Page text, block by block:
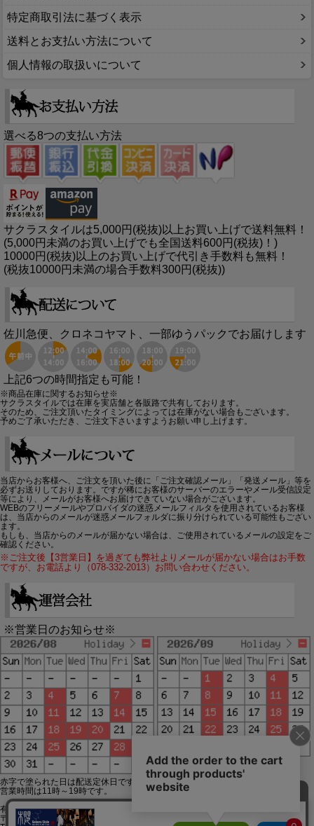
特定商取引法に基づく表示
送料とお支払い方法について
個人情報の取扱いについて
選べる8つの支払い方法
サクラスタイルは5,000円(税抜)以上お買い上げで送料無料！
(5,000円未満のお買い上げでも全国送料600円(税抜)！)
10000円(税抜)以上のお買い上げで代引き手数料も無料！
(税抜10000円未満の場合手数料300円(税抜))
佐川急便、クロネコヤマト、一部ゆうパックでお届けします
上記6つの時間指定も可能！
※商品在庫に関するお知らせ※
サクラスタイルでは在庫を実店舗と各販路で共有しております。
そのため、ご注文頂いたタイミングによっては在庫がない場合もございます。
予めご了承いただき、ご注文下さいますようお願い申し上げます。
当店からお客様へ、ご注文を頂いた後に「ご注文確認メール」「発送メール」等を
必ずお送りしております。ですが稀にお客様のサーバーのエラーやメール受信設定
等により、メールがお客様へお届けできていない場合がございます。
WEBのフリーメールやプロバイダの迷惑メールフィルタを使用されているお客様
は、当店からのメールが迷惑メールフォルダに振り分けられている可能性もござい
ます。
もしも、当店からのメールが届かない場合は、ご使用されているメールの設定をご
確認ください。
※ご注文後【3営業日】を過ぎても弊社よりメールが届かない場合はお手数
ですが、お電話より（078-332-2013）お問い合わせください。
※営業日のお知らせ※
赤字で塗られた日は配送定休日です。
営業時間は11時～19時です。
有限会社ジップジップ SakuraStyle通販事業部
〒650-0021 神戸市中央区三宮町3-9-19イトウビル1,4F